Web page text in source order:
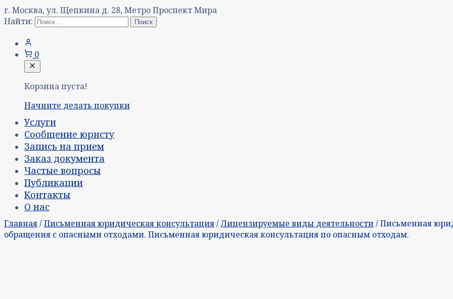
г. Москва, ул. Щепкина д. 28, Метро Проспект Мира
Найти:
0
Корзина пуста!
Начните делать покупки
Услуги
Сообщение юристу
Запись на прием
Заказ документа
Частые вопросы
Публикации
Контакты
О нас
Главная/Письменная юридическая консультация/Лицензируемые виды деятельности/ Письменная
обращения с опасными отходами. Письменная юридическая консультация по опасным отходам.